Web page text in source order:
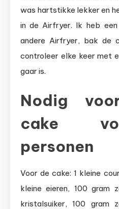
was hartstikke lekker en
in de Airfryer. Ik heb
andere Airfryer, bak de
controleer elke keer met
gaar is.
Nodig
cake
personen
Voor de cake: 1 kleine
kleine eieren, 100 gram
kristalsuiker, 100 gram